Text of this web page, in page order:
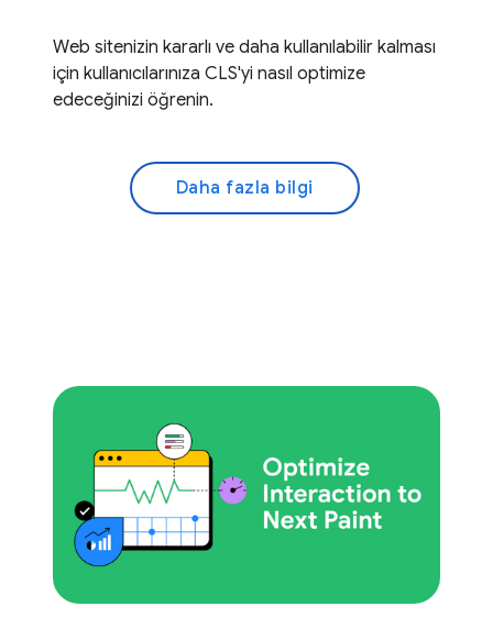
Web sitenizin kararlı ve daha kullanılabilir kalması
için kullanıcılarınıza CLS'yi nasıl optimize
edeceğinizi öğrenin.
Daha fazla bilgi